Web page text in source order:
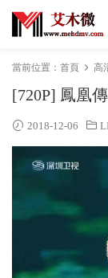
當前位置： 首頁 高
[720P] 鳳凰
2018-12-06